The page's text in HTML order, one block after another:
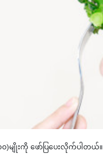
ျိုးကို ဖော်ပြပေးလိုက်ပါတယ်။